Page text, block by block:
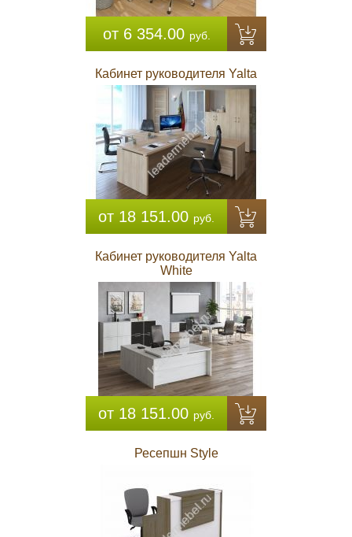
от 6 354.00 руб.
Кабинет руководителя Yalta
от 18 151.00 руб.
Кабинет руководителя Yalta
White
от 18 151.00 руб.
Ресепшн Style